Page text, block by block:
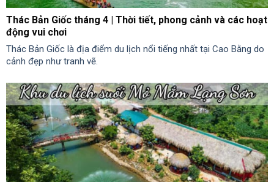
Thác Bản Giốc tháng 4 | Thời tiết, phong cảnh và các hoạt
động vui chơi
Thác Bản Giốc là địa điểm du lịch nổi tiếng nhất tại Cao Bằng do
cảnh đẹp như tranh vẽ.